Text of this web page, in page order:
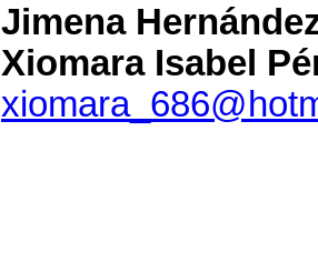
Jimena
Xiomara Isabel